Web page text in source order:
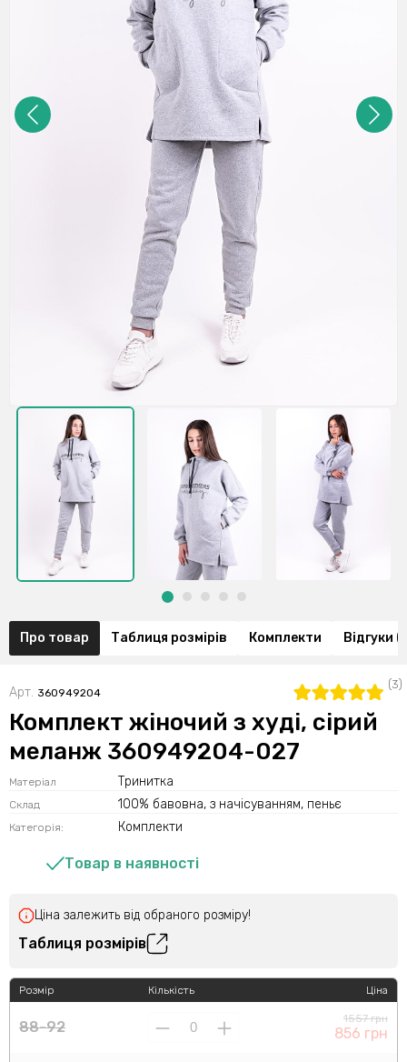
Про товар Таблиця розмірів Комплекти Відгуки
Арт. 360949204
(3)
Комплект жіночий з худі, сірий
меланж 360949204-027
Матеріал Тринитка
Склад 100% бавовна, з начісуванням, пеньє
Категорія: Комплекти
Товар в наявності
Ціна залежить від обраного розміру!
Таблиця розмірів
Розмір
88-92
Кількість Ціна
1557 грн
856 грн